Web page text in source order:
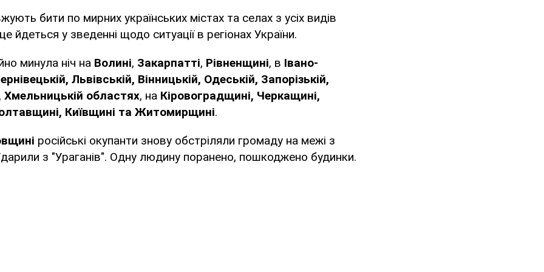
бити по мирних українських містах та селах з усіх видів
йдеться у зведенні щодо ситуації в регіонах України.
минула ніч на Волині, Закарпатті, Рівненщині, в Івано-
Львівській, Вінницькій, Одеській, Запорізькій,
Хмельницькій областях, на Кіровоградщині, Черкащині,
Київщині та Житомирщині.
російські окупанти знову обстріляли громаду на межі з
з "Ураганів". Одну людину поранено, пошкоджено будинки.